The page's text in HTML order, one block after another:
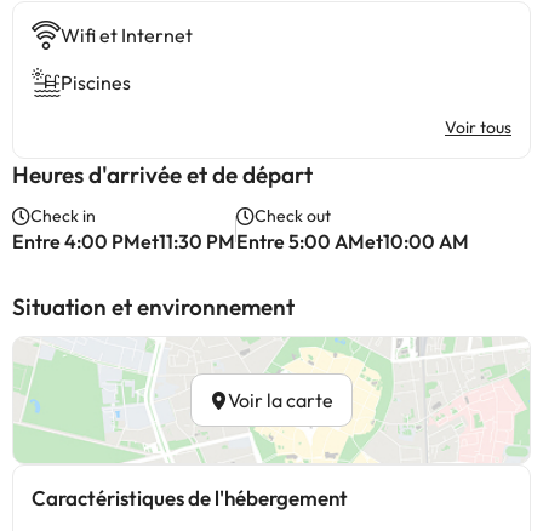
Wifi et Internet
Piscines
Voir tous
Heures d'arrivée et de départ
Check in
Entre 4:00 PMet11:30 PM
Check out
Entre 5:00 AMet10:00 AM
Situation et environnement
Voir la carte
Caractéristiques de l'hébergement